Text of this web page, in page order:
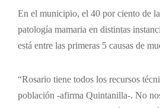
En el municipio, el 40 por ciento de
patología mamaria en distintas
está entre las primeras 5 causas de
“Rosario tiene todos los recursos
población -afirma Quintanilla-. No